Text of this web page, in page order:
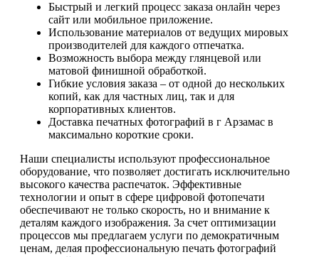
Быстрый и легкий процесс заказа онлайн через
сайт или мобильное приложение.
Использование материалов от ведущих мировых
производителей для каждого отпечатка.
Возможность выбора между глянцевой или
матовой финишной обработкой.
Гибкие условия заказа – от одной до нескольких
копий, как для частных лиц, так и для
корпоративных клиентов.
Доставка печатных фотографий в г Арзамас в
максимально короткие сроки.
Наши специалисты используют профессиональное
оборудование, что позволяет достигать исключительно
высокого качества распечаток. Эффективные
технологии и опыт в сфере цифровой фотопечати
обеспечивают не только скорость, но и внимание к
деталям каждого изображения. За счет оптимизации
процессов мы предлагаем услуги по демократичным
ценам, делая профессиональную печать фотографий